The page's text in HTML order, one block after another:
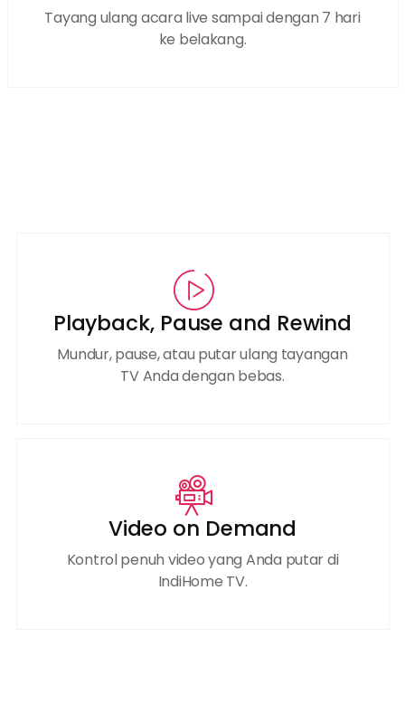
Tayang ulang acara live sampai dengan 7 hari
ke belakang.
Playback, Pause and Rewind
Mundur, pause, atau putar ulang tayangan
TV Anda dengan bebas.
Video on Demand
Kontrol penuh video yang Anda putar di
IndiHome TV.